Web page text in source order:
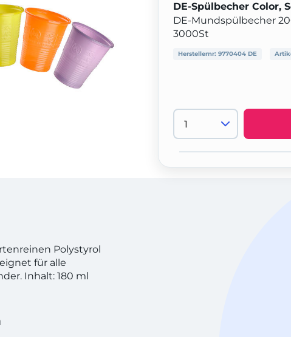
Polystyrol
für alle
Inhalt: 180 ml
DE-Spülbecher Color,
DE-Mundspülbecher
3000St
Herstellernr: 9770404 DE